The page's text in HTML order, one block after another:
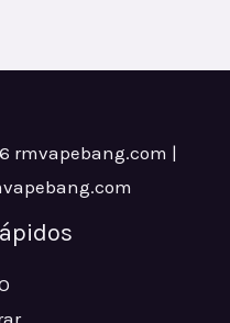
rmvapebang.com |